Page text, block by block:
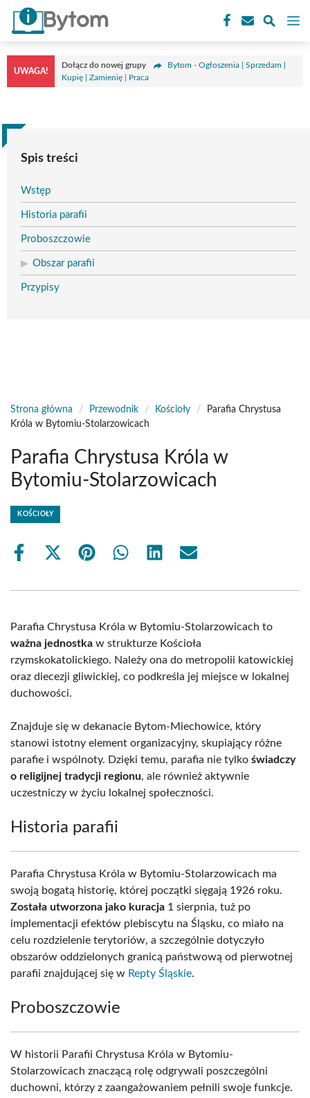
Przejdź
treści
UWAGA!
Dołącz do nowej grupy
Bytom - Ogłoszenia | Sprzedam |
Kupię | Zamienię | Praca
Spis treści
Wstęp
Historia parafii
Proboszczowie
Obszar parafii
Przypisy
Strona główna / Przewodnik / Kościoły /
Parafia Chrystusa
Króla w Bytomiu-Stolarzowicach
Parafia Chrystusa Króla w
Bytomiu-Stolarzowicach
KOŚCIOŁY
Share
Share
(Twitter)
Share Share Share Share
Parafia Chrystusa Króla w Bytomiu-Stolarzowicach to
ważna jednostka w strukturze Kościoła
rzymskokatolickiego. Należy ona do metropolii katowickiej
oraz diecezji gliwickiej, co podkreśla jej miejsce w lokalnej
duchowości.
Znajduje się w dekanacie Bytom-Miechowice, który
stanowi istotny element organizacyjny, skupiający różne
parafie i wspólnoty. Dzięki temu, parafia nie tylko świadczy
o religijnej tradycji regionu, ale również aktywnie
uczestniczy w życiu lokalnej społeczności.
Historia parafii
Parafia Chrystusa Króla w Bytomiu-Stolarzowicach ma
swoją bogatą historię, której początki sięgają 1926 roku.
Została utworzona jako kuracja 1 sierpnia, tuż po
implementacji efektów plebiscytu na Śląsku, co miało na
celu rozdzielenie terytoriów, a szczególnie dotyczyło
obszarów oddzielonych granicą państwową od pierwotnej
parafii znajdującej się w Repty Śląskie.
Proboszczowie
W historii Parafii Chrystusa Króla w Bytomiu-
Stolarzowicach znaczącą rolę odgrywali poszczególni
duchowni, którzy z zaangażowaniem pełnili swoje funkcje.